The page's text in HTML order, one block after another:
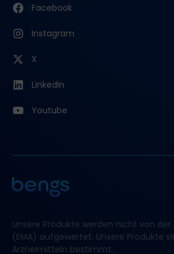
Facebook
Instagram
X
LinkedIn
Youtube
Unsere Produkte werden nicht von
(EMA) aufgewertet. Unsere Produkte
Arzneimitteln bestimmt.